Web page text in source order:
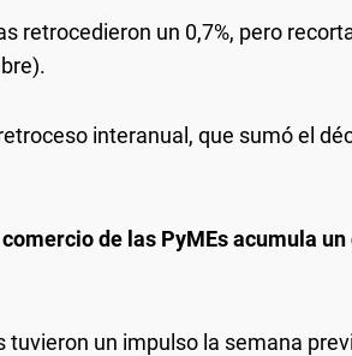
retrocedieron un 0,7%, pero
interanual, que sumó el
de las PyMEs acumula un
tuvieron un impulso la semana